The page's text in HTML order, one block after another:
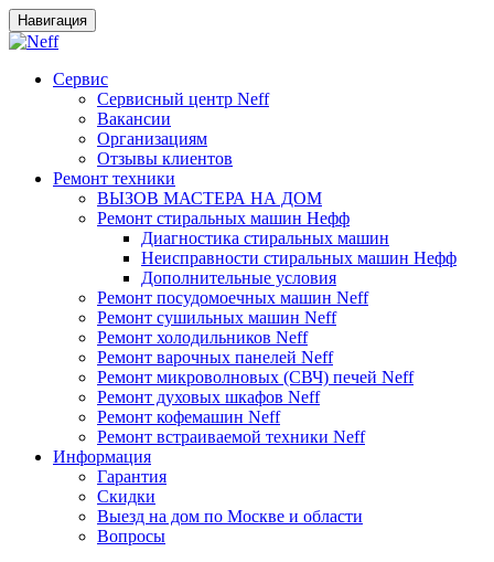
Навигация
Сервис
Сервисный центр Neff
Вакансии
Организациям
Отзывы клиентов
Ремонт техники
ВЫЗОВ МАСТЕРА НА ДОМ
Ремонт стиральных машин Нефф
Диагностика стиральных машин
Неисправности стиральных машин Нефф
Дополнительные условия
Ремонт посудомоечных машин Neff
Ремонт сушильных машин Neff
Ремонт холодильников Neff
Ремонт варочных панелей Neff
Ремонт микроволновых (СВЧ) печей Neff
Ремонт духовых шкафов Neff
Ремонт кофемашин Neff
Ремонт встраиваемой техники Neff
Информация
Гарантия
Скидки
Выезд на дом по Москве и области
Вопросы